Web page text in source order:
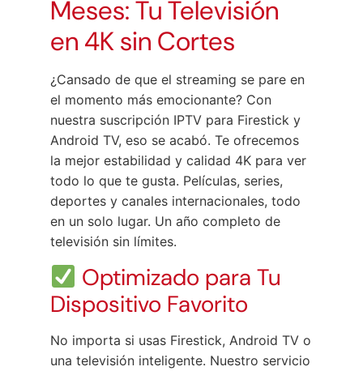
Meses: Tu Televisión
en 4K sin Cortes
¿Cansado de que el streaming se pare en
el momento más emocionante? Con
nuestra suscripción IPTV para Firestick y
Android TV, eso se acabó. Te ofrecemos
la mejor estabilidad y calidad 4K para ver
todo lo que te gusta. Películas, series,
deportes y canales internacionales, todo
en un solo lugar. Un año completo de
televisión sin límites.
Optimizado para Tu
Dispositivo Favorito
No importa si usas Firestick, Android TV o
una televisión inteligente. Nuestro servicio